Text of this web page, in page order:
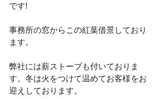
です!
事務所の窓からこの紅葉借景しており
ます。
弊社には薪ストーブも付いておりま
す。冬は火をつけて温めてお客様をお
迎えしております。